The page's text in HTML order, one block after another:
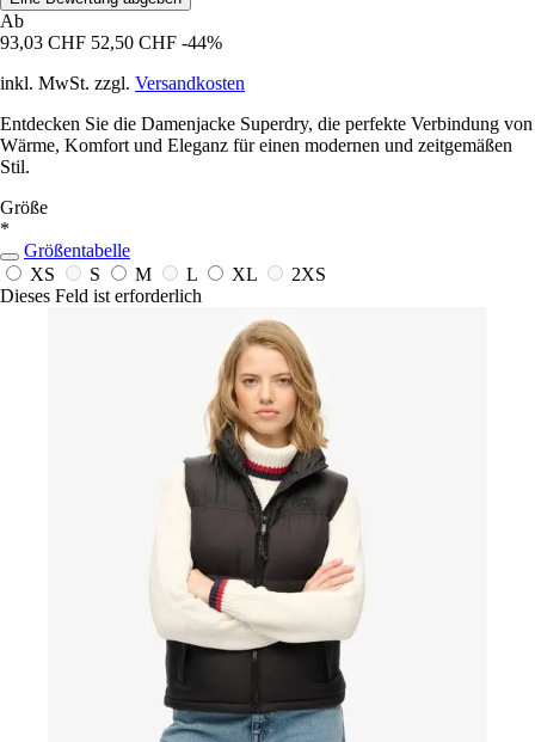
Ab
93,03 CHF 52,50 CHF -44%
inkl. MwSt. zzgl. Versandkosten
Entdecken Sie die Damenjacke Superdry, die perfekte Verbindung von
Wärme, Komfort und Eleganz für einen modernen und zeitgemäßen
Stil.
Größe
*
Größentabelle
XS
S M L XL
2XS
Dieses Feld ist erforderlich